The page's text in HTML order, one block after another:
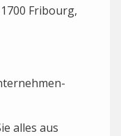
Fribourg,
alles aus